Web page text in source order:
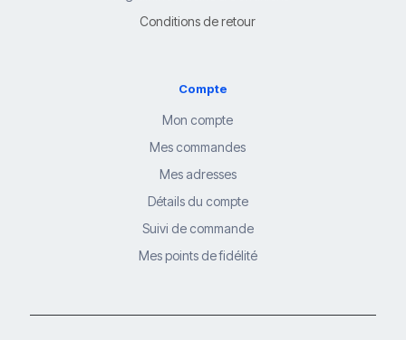
Conditions de retour
Compte
Mon compte
Mes commandes
Mes adresses
Détails du compte
Suivi de commande
Mes points de fidélité